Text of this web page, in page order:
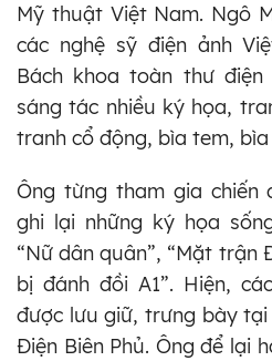
Mỹ thuật Việt Nam. Ngô
các nghệ sỹ điện ảnh
Bách khoa toàn thư
sáng tác nhiều ký họa,
tranh cổ động, bìa tem,
Ông từng tham gia chiến
ghi lại những ký họa
“Nữ dân quân”, “Mặt trận
bị đánh đồi A1”. Hiện,
được lưu giữ, trưng bày
Điện Biên Phủ. Ông để lại